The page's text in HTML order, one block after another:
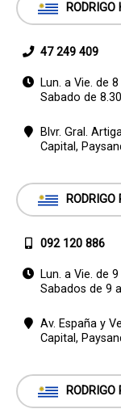
47 249 409
Lun. a Vie. de
Sabado de
Blvr. Gral.
Capital,
RODRIGO
092 120 886
Lun. a Vie. de
Sabados de 9
Av. España y
Capital,